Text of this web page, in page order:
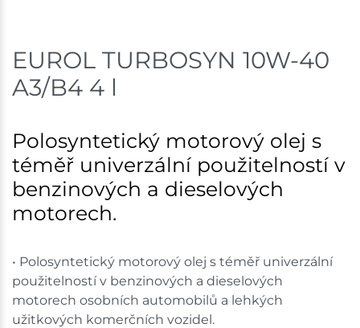
EUROL TURBOSYN 10W-40
A3/B4 4 l
Polosyntetický motorový olej s
téměř univerzální použitelností v
benzinových a dieselových
motorech.
• Polosyntetický motorový olej s téměř univerzální
použitelností v benzinových a dieselových
motorech osobních automobilů a lehkých
užitkových komerčních vozidel.